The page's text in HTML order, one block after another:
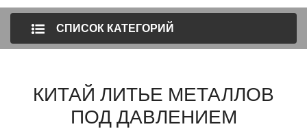
СПИСОК КАТЕГОРИЙ
КИТАЙ ЛИТЬЕ МЕТАЛЛОВ
ПОД ДАВЛЕНИЕМ